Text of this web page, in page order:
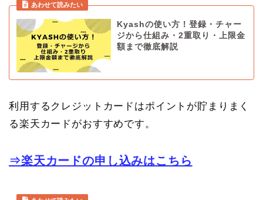
Kyashの使い方！登録・チャー
ジから仕組み・2重取り・上限金
額まで徹底解説
利用するクレジットカードはポイントが貯まりまく
る楽天カードがおすすめです。
⇒楽天カードの申し込みはこちら